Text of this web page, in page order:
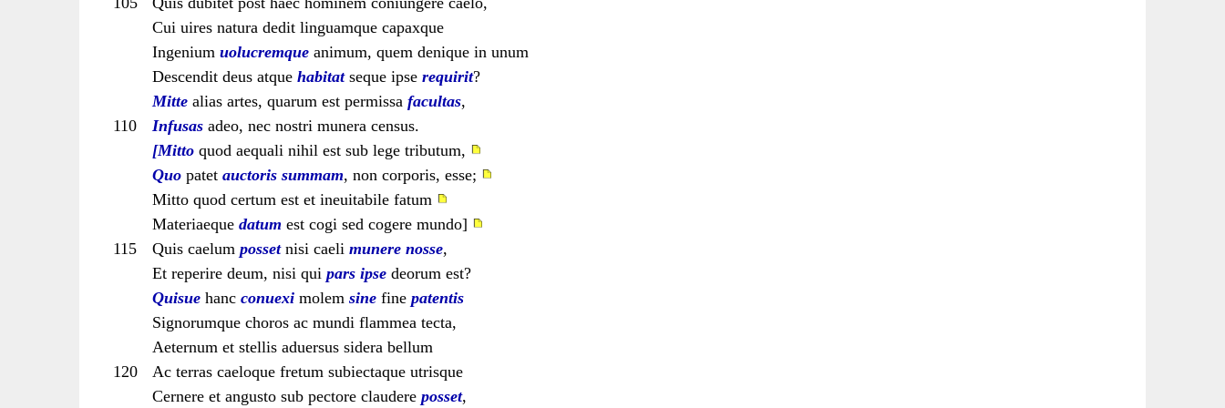
Cui uires natura dedit linguamque capaxque
Ingenium uolucremque animum, quem denique in unum
Descendit deus atque habitatseque ipse requirit?
Mitte alias artes, quarum est permissa facultas,
110
Infusas adeo, nec nostri munera census.
[Mitto quod aequali nihil est sub lege tributum,
Quo patet auctoris summam, non corporis, esse;
Mitto quod certum est et ineuitabile fatum
Materiaeque datum est cogi sed cogere mundo]
115
Quis caelum possetnisi caeli munere nosse,
Et reperire deum, nisi qui pars ipse deorum est?
Quisue hanc conuexi molem sine fine patentis
Signorumque choros ac mundi flammea tecta,
Aeternum et stellis aduersus sidera bellum
120
Ac terras caeloque fretum subiectaque utrisque
Cernere et angusto sub pectore claudere posset,